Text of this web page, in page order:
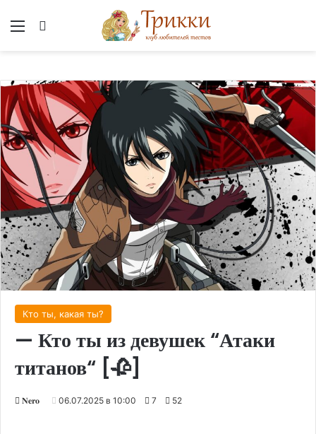
Меню
Кто ты, какая ты?
— Кто ты из девушек “Атаки
титанов“ [🥀]
𝐍𝐞𝐫𝐨 06.07.2025 в 10:00 7 52